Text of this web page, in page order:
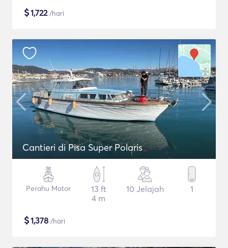
$1,722/hari
Cantieri di Pisa Super Polaris
Perahu Motor
13 ft
4 m
10 Jelajah 1
$1,378 /hari